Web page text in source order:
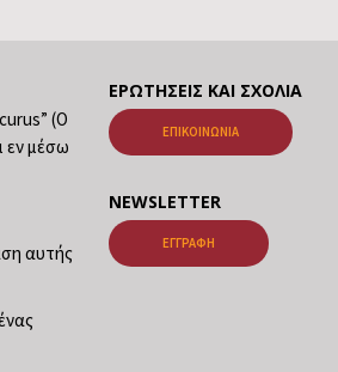
(Ο
εν μέσω
αυτής
ΕΡΩΤΉΣΕΙΣ ΚΑΙ ΣΧΌΛΙΑ
ΕΠΙΚΟΙΝΩΝΊΑ
NEWSLETTER
ΕΓΓΡΑΦΉ